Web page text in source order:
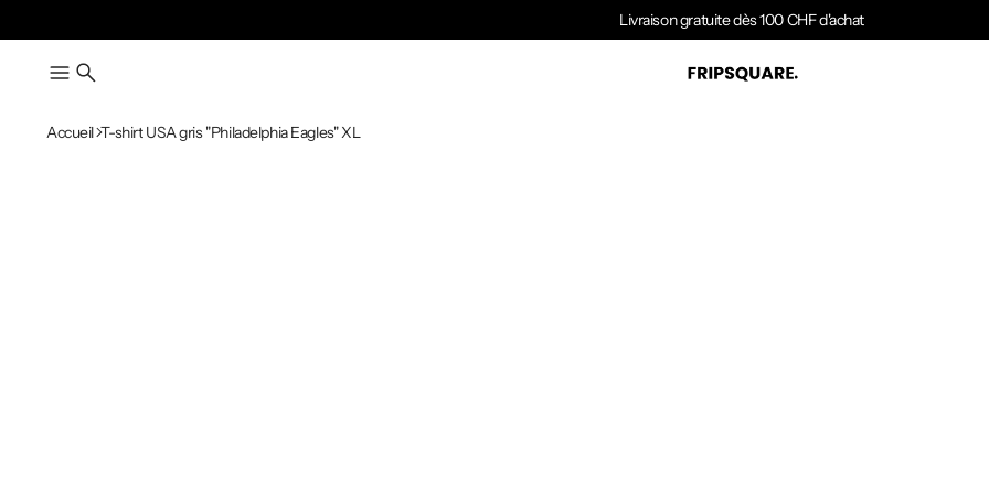
Livraison gratuite dès 100 CHF d'achat
Accueil T-shirt USA gris "Philadelphia Eagles" XL